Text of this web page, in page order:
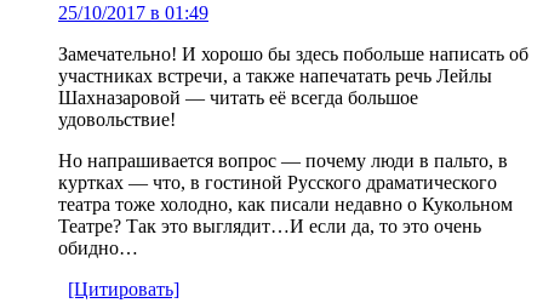
25/10/2017 в 01:49
Замечательно! И хорошо бы здесь побольше написать об
участниках встречи, а также напечатать речь Лейлы
Шахназаровой — читать её всегда большое
удовольствие!
Но напрашивается вопрос — почему люди в пальто, в
куртках — что, в гостиной Русского драматического
театра тоже холодно, как писали недавно о Кукольном
Театре? Так это выглядит…И если да, то это очень
обидно…
[Цитировать]